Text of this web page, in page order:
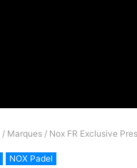
/ Marques / Nox FR Exclusive
NOX Padel